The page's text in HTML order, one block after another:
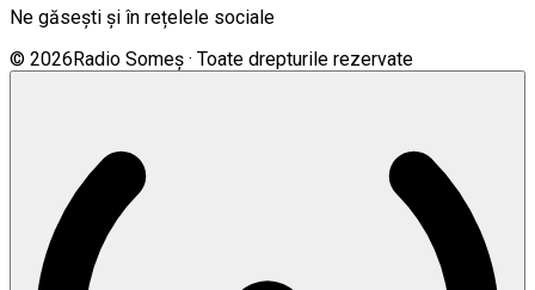
Ne găsești și în rețelele sociale
© 2026Radio Someș · Toate drepturile rezervate